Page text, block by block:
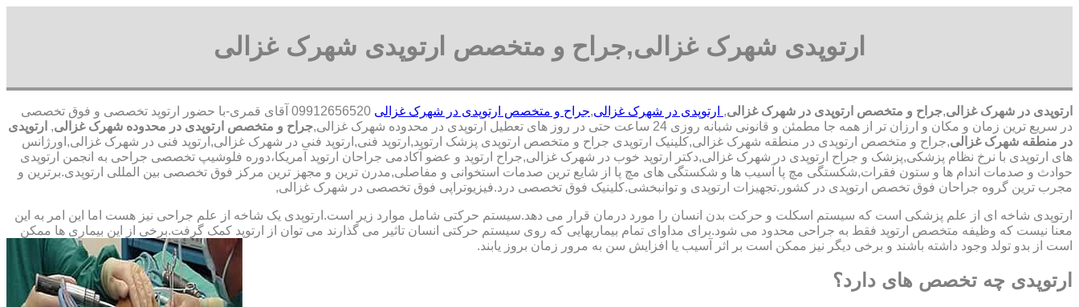
ارتوپدی شهرک غزالی,جراح و متخصص ارتوپدی شهرک غزالی
ارتوپدی در شهرک غزالی,جراح و متخصص ارتوپدی در شهرک غزالی, ارتوپدی در شهرک غزالی,جراح و متخصص ارتوپدی در شهرک غزالی
09912656520 آقای قمری-با حضور ارتوپد تخصصی و فوق تخصصی
در سریع ترین زمان و مکان و ارزان تر از همه جا مطمئن و قانونی شبانه روزی 24 ساعت حتی در روز های تعطیل ارتوپدی در محدوده شهرک غزالی,
جراح و متخصص ارتوپدی در محدوده شهرک غزالی, ارتوپدی
در منطقه شهرک غزالی,جراح و متخصص ارتوپدی در منطقه شهرک غزالی,کلینیک ارتوپدی جراح و متخصص ارتوپدی پزشک ارتوپد,ارتوپد فنی,ارتوپد فنی در شهرک غزالی,ارتوپد فنی در شهرک غزالی,اورژانس
های ارتوپدی با نرخ نظام پزشکی,پزشک و جراح ارتوپدی در شهرک غزالی,دکتر ارتوپد خوب در شهرک غزالی,جراح ارتوپد و عضو آکادمی جراحان ارتوپد آمریکا،دوره فلوشیپ تخصصی جراحی به انجمن ارتوپدی
حوادث و صدمات اندام ها و ستون فقرات,شکستگی مچ پا آسیب ها و شکستگی های مچ پا از شایع ترین صدمات استخوانی و مفاصلی,مدرن ترین و مجهز ترین مرکز فوق تخصصی بین المللی ارتوپدی.برترین ‏و
‏مجرب ‏ترین ‏گروه ‏جراحان ‏فوق ‏تخصص ‏ارتوپدی ‏در ‏کشور.تجهیزات ارتوپدی و توانبخشی.کلینیک فوق تخصصی درد.فیزیوتراپی فوق تخصصی در شهرک غزالی,
ارتوپدی شاخه ای از علم پزشکی است که سیستم اسکلت و حرکت بدن انسان را مورد درمان قرار می دهد.سیستم حرکتی شامل موارد زیر است.ارتوپدی یک شاخه از علم جراحی نیز هست اما این امر به این
معنا نیست که وظیفه متخصص ارتوپد فقط به جراحی محدود می شود.برای مداوای تمام بیماریهایی که روی سیستم حرکتی انسان تاثیر می گذارند می توان از ارتوپد کمک گرفت.برخی از این بیماری ها ممکن
است از بدو تولد وجود داشته باشند و برخی دیگر نیز ممکن است بر اثر آسیب یا افزایش سن به مرور زمان بروز یابند.
ارتوپدی چه تخصص های دارد؟